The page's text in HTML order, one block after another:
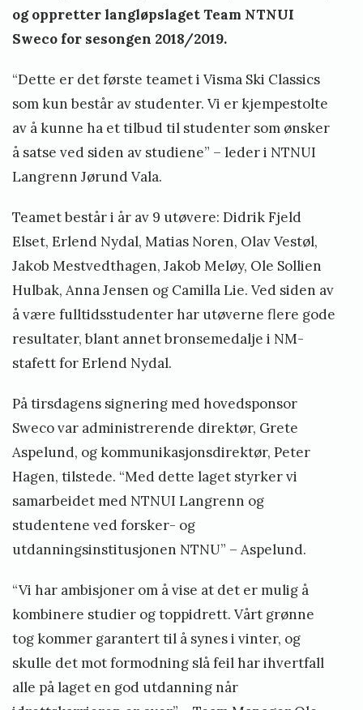
og oppretter langløpslaget Team NTNUI
Sweco for sesongen 2018/2019.
“Dette er det første teamet i Visma Ski Classics
som kun består av studenter. Vi er kjempestolte
av å kunne ha et tilbud til studenter som ønsker
å satse ved siden av studiene” – leder i NTNUI
Langrenn Jørund Vala.
Teamet består i år av 9 utøvere: Didrik Fjeld
Elset, Erlend Nydal, Matias Noren, Olav Vestøl,
Jakob Mestvedthagen, Jakob Meløy, Ole Sollien
Hulbak, Anna Jensen og Camilla Lie. Ved siden av
å være fulltidsstudenter har utøverne flere gode
resultater, blant annet bronsemedalje i NM-
stafett for Erlend Nydal.
På tirsdagens signering med hovedsponsor
Sweco var administrerende direktør, Grete
Aspelund, og kommunikasjonsdirektør, Peter
Hagen, tilstede. “Med dette laget styrker vi
samarbeidet med NTNUI Langrenn og
studentene ved forsker- og
utdanningsinstitusjonen NTNU” – Aspelund.
“Vi har ambisjoner om å vise at det er mulig å
kombinere studier og toppidrett. Vårt grønne
tog kommer garantert til å synes i vinter, og
skulle det mot formodning slå feil har ihvertfall
alle på laget en god utdanning når